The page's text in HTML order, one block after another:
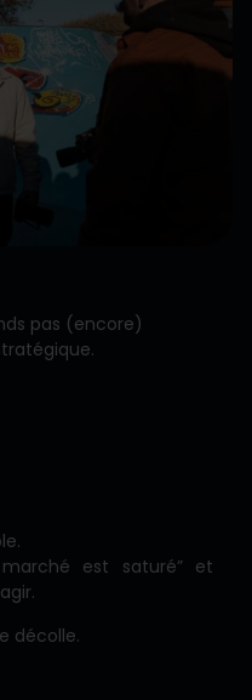
pas (encore)
est saturé” et
décolle.